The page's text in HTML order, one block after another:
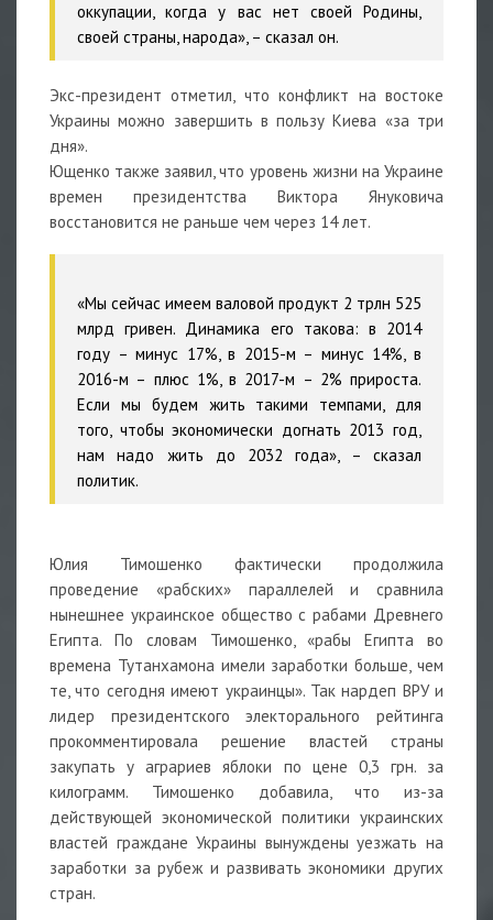
оккупации, когда у вас нет своей Родины,
своей страны, народа», – сказал он.
Экс-президент отметил, что конфликт на востоке
Украины можно завершить в пользу Киева «за три
дня».
Ющенко также заявил, что уровень жизни на Украине
времен президентства Виктора Януковича
восстановится не раньше чем через 14 лет.
«Мы сейчас имеем валовой продукт 2 трлн 525
млрд гривен. Динамика его такова: в 2014
году – минус 17%, в 2015-м – минус 14%, в
2016-м – плюс 1%, в 2017-м – 2% прироста.
Если мы будем жить такими темпами, для
того, чтобы экономически догнать 2013 год,
нам надо жить до 2032 года», – сказал
политик.
Юлия Тимошенко фактически продолжила
проведение «рабских» параллелей и сравнила
нынешнее украинское общество с рабами Древнего
Египта. По словам Тимошенко, «рабы Египта во
времена Тутанхамона имели заработки больше, чем
те, что сегодня имеют украинцы». Так нардеп ВРУ и
лидер президентского электорального рейтинга
прокомментировала решение властей страны
закупать у аграриев яблоки по цене 0,3 грн. за
килограмм. Тимошенко добавила, что из-за
действующей экономической политики украинских
властей граждане Украины вынуждены уезжать на
заработки за рубеж и развивать экономики других
стран.